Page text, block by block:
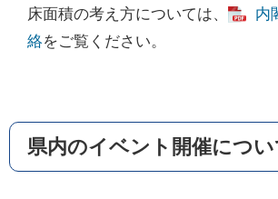
床面積の考え方については、
内
絡をご覧ください。
県内のイベント開催につい